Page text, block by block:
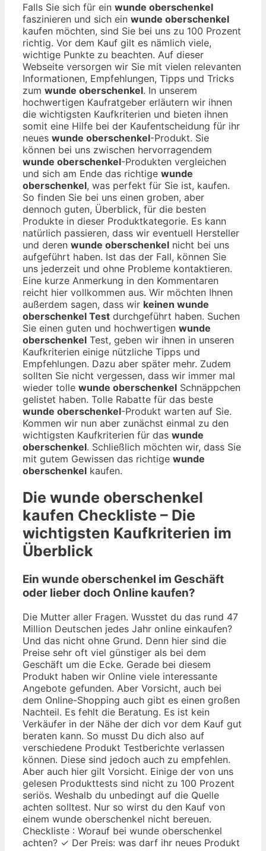
Falls Sie sich für ein wunde oberschenkel
faszinieren und sich ein wunde oberschenkel
kaufen möchten, sind Sie bei uns zu 100 Prozent
richtig. Vor dem Kauf gilt es nämlich viele,
wichtige Punkte zu beachten. Auf dieser
Webseite versorgen wir Sie mit vielen relevanten
Informationen, Empfehlungen, Tipps und Tricks
zum wunde oberschenkel. In unserem
hochwertigen Kaufratgeber erläutern wir ihnen
die wichtigsten Kaufkriterien und bieten ihnen
somit eine Hilfe bei der Kaufentscheidung für ihr
neues wunde oberschenkel-Produkt. Sie
können bei uns zwischen hervorragendem
wunde oberschenkel-Produkten vergleichen
und sich am Ende das richtige wunde
oberschenkel, was perfekt für Sie ist, kaufen.
So finden Sie bei uns einen groben, aber
dennoch guten, Überblick, für die besten
Produkte in dieser Produktkategorie. Es kann
natürlich passieren, dass wir eventuell Hersteller
und deren wunde oberschenkel nicht bei uns
aufgeführt haben. Ist das der Fall, können Sie
uns jederzeit und ohne Probleme kontaktieren.
Eine kurze Anmerkung in den Kommentaren
reicht hier vollkommen aus. Wir möchten Ihnen
außerdem sagen, dass wir keinen wunde
oberschenkel Test durchgeführt haben. Suchen
Sie einen guten und hochwertigen wunde
oberschenkel Test, geben wir ihnen in unseren
Kaufkriterien einige nützliche Tipps und
Empfehlungen. Dazu aber später mehr. Zudem
sollten Sie nicht vergessen, dass wir immer mal
wieder tolle wunde oberschenkel Schnäppchen
gelistet haben. Tolle Rabatte für das beste
wunde oberschenkel-Produkt warten auf Sie.
Kommen wir nun aber zunächst einmal zu den
wichtigsten Kaufkriterien für das wunde
oberschenkel. Schließlich möchten wir, dass Sie
mit gutem Gewissen das richtige wunde
oberschenkel kaufen.
Die wunde oberschenkel
kaufen Checkliste – Die
wichtigsten Kaufkriterien im
Überblick
Ein wunde oberschenkel im Geschäft
oder lieber doch Online kaufen?
Die Mutter aller Fragen. Wusstet du das rund 47
Million Deutschen jedes Jahr online einkaufen?
Und das nicht ohne Grund. Denn hier sind die
Preise sehr oft viel günstiger als bei dem
Geschäft um die Ecke. Gerade bei diesem
Produkt haben wir Online viele interessante
Angebote gefunden. Aber Vorsicht, auch bei
dem Online-Shopping auch gibt es einen großen
Nachteil. Es fehlt die Beratung. Es ist kein
Verkäufer in der Nähe der dich vor dem Kauf gut
beraten kann. So musst Du dich also auf
verschiedene Produkt Testberichte verlassen
können. Diese sind jedoch auch zu empfehlen.
Aber auch hier gilt Vorsicht. Einige der von uns
gelesen Produkttests sind nicht zu 100 Prozent
seriös. Weshalb du unbedingt auf die Quelle
achten solltest. Nur so wirst du den Kauf von
einem wunde oberschenkel nicht bereuen.
Checkliste : Worauf bei wunde oberschenkel
achten? ✓ Der Preis: was darf ihr neues Produkt